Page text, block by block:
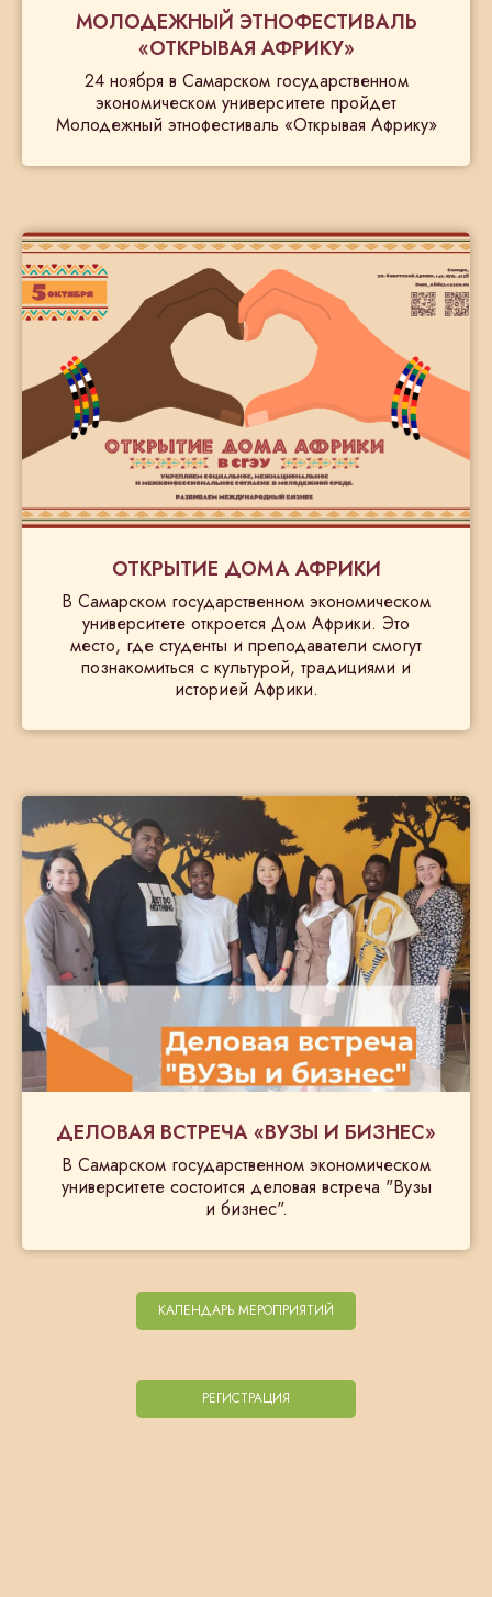
МОЛОДЕЖНЫЙ ЭТНОФЕСТИВАЛЬ
«ОТКРЫВАЯ АФРИКУ»
24 ноября в Самарском государственном
экономическом университете пройдет
Молодежный этнофестиваль «Открывая Африку»
ОТКРЫТИЕ ДОМА АФРИКИ
В Самарском государственном экономическом
университете откроется Дом Африки. Это
место, где студенты и преподаватели смогут
познакомиться с культурой, традициями и
историей Африки.
ДЕЛОВАЯ ВСТРЕЧА «ВУЗЫ И БИЗНЕС»
В Самарском государственном экономическом
университете состоится деловая встреча "Вузы
и бизнес".
КАЛЕНДАРЬ МЕРОПРИЯТИЙ
РЕГИСТРАЦИЯ